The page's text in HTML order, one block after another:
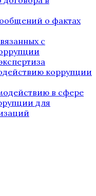
о фактах
с
коррупции
в сфере
для